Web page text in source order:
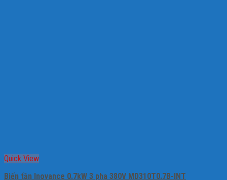
Quick View
Biến tần Inovance 0.7kW 3 pha 380V MD310T0.7B-INT